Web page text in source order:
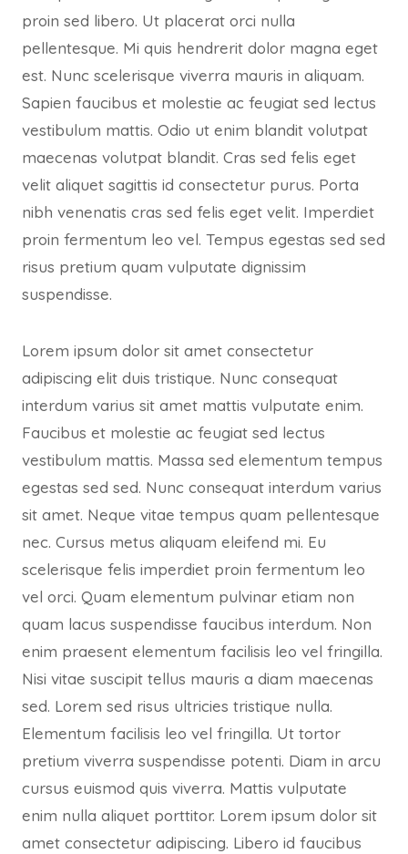
proin sed libero. Ut placerat orci nulla
pellentesque. Mi quis hendrerit dolor magna eget
est. Nunc scelerisque viverra mauris in aliquam.
Sapien faucibus et molestie ac feugiat sed lectus
vestibulum mattis. Odio ut enim blandit volutpat
maecenas volutpat blandit. Cras sed felis eget
velit aliquet sagittis id consectetur purus. Porta
nibh venenatis cras sed felis eget velit. Imperdiet
proin fermentum leo vel. Tempus egestas sed sed
risus pretium quam vulputate dignissim
suspendisse.
Lorem ipsum dolor sit amet consectetur
adipiscing elit duis tristique. Nunc consequat
interdum varius sit amet mattis vulputate enim.
Faucibus et molestie ac feugiat sed lectus
vestibulum mattis. Massa sed elementum tempus
egestas sed sed. Nunc consequat interdum varius
sit amet. Neque vitae tempus quam pellentesque
nec. Cursus metus aliquam eleifend mi. Eu
scelerisque felis imperdiet proin fermentum leo
vel orci. Quam elementum pulvinar etiam non
quam lacus suspendisse faucibus interdum. Non
enim praesent elementum facilisis leo vel fringilla.
Nisi vitae suscipit tellus mauris a diam maecenas
sed. Lorem sed risus ultricies tristique nulla.
Elementum facilisis leo vel fringilla. Ut tortor
pretium viverra suspendisse potenti. Diam in arcu
cursus euismod quis viverra. Mattis vulputate
enim nulla aliquet porttitor. Lorem ipsum dolor sit
amet consectetur adipiscing. Libero id faucibus